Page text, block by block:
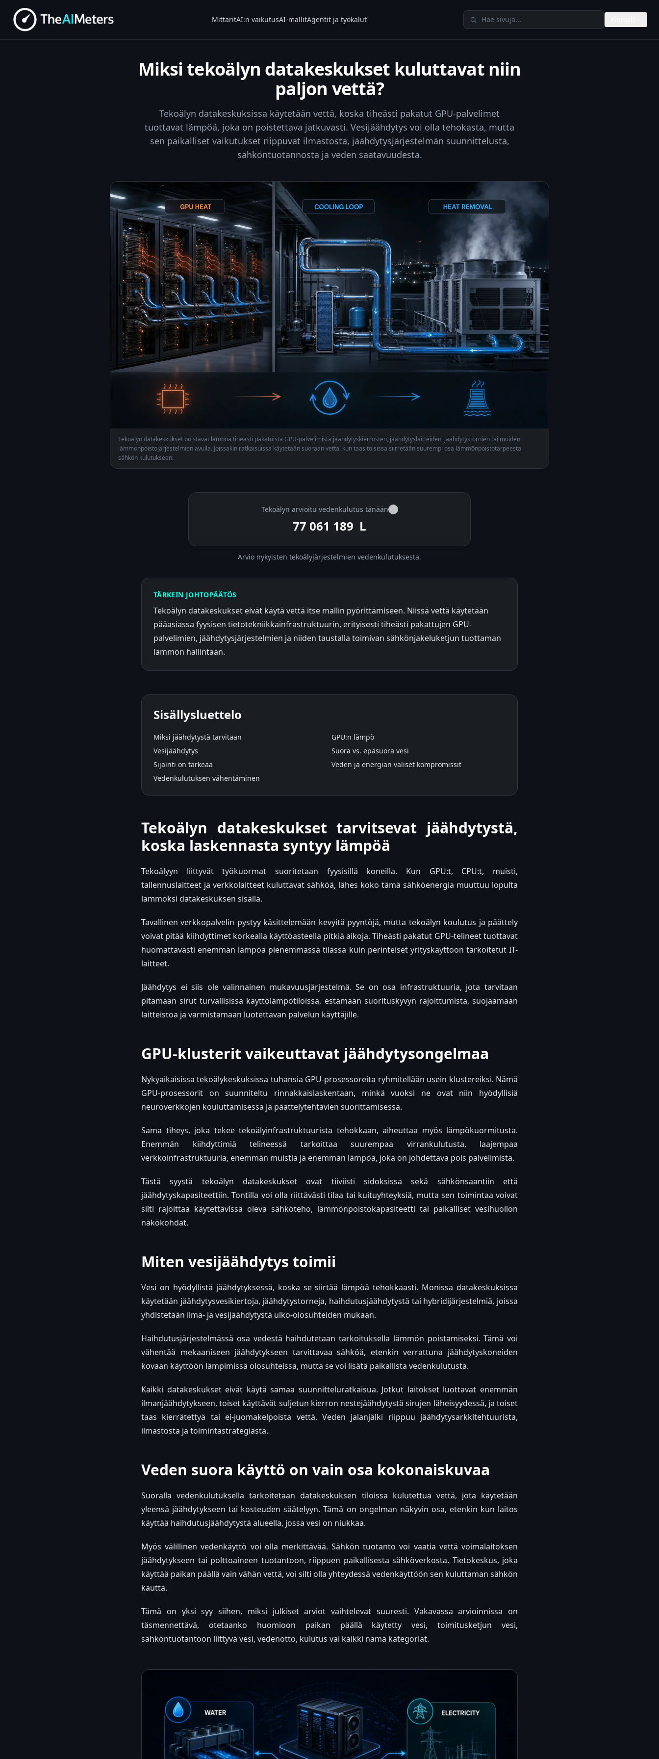
MittaritAI:n vaikutusAI-mallitAgentit ja työkalut Hae TheAIMetersista
Miksi tekoälyn datakeskukset kuluttavat niin
paljon vettä?
Tekoälyn datakeskuksissa käytetään vettä, koska tiheästi pakatut GPU-palvelimet
tuottavat lämpöä, joka on poistettava jatkuvasti. Vesijäähdytys voi olla tehokasta, mutta
sen paikalliset vaikutukset riippuvat ilmastosta, jäähdytysjärjestelmän suunnittelusta,
sähköntuotannosta ja veden saatavuudesta.
Tekoälyn datakeskukset poistavat lämpöä tiheästi pakatuista GPU-palvelimista jäähdytyskierrosten, jäähdytyslaitteiden, jäähdytystornien tai muiden
lämmönpoistojärjestelmien avulla. Joissakin ratkaisuissa käytetään suoraan vettä, kun taas toisissa siirretään suurempi osa lämmönpoistotarpeesta
sähkön kulutukseen.
Tekoälyn arvioitu vedenkulutus tänään i
77 062 295 L
Arvio nykyisten tekoälyjärjestelmien vedenkulutuksesta.
TÄRKEIN JOHTOPÄÄTÖS
Tekoälyn datakeskukset eivät käytä vettä itse mallin pyörittämiseen. Niissä vettä käytetään
pääasiassa fyysisen tietotekniikkainfrastruktuurin, erityisesti tiheästi pakattujen GPU-
palvelimien, jäähdytysjärjestelmien ja niiden taustalla toimivan sähkönjakeluketjun tuottaman
lämmön hallintaan.
Sisällysluettelo
Miksi jäähdytystä tarvitaan
GPU:n lämpö
Vesijäähdytys
Suora vs. epäsuora vesi
Sijainti on tärkeää
Veden ja energian väliset kompromissit
Vedenkulutuksen vähentäminen
Tekoälyn datakeskukset tarvitsevat jäähdytystä,
koska laskennasta syntyy lämpöä
Tekoälyyn liittyvät työkuormat suoritetaan fyysisillä koneilla. Kun GPU:t, CPU:t, muisti,
tallennuslaitteet ja verkkolaitteet kuluttavat sähköä, lähes koko tämä sähköenergia muuttuu lopulta
lämmöksi datakeskuksen sisällä.
Tavallinen verkkopalvelin pystyy käsittelemään kevyitä pyyntöjä, mutta tekoälyn koulutus ja päättely
voivat pitää kiihdyttimet korkealla käyttöasteella pitkiä aikoja. Tiheästi pakatut GPU-telineet tuottavat
huomattavasti enemmän lämpöä pienemmässä tilassa kuin perinteiset yrityskäyttöön tarkoitetut IT-
laitteet.
Jäähdytys ei siis ole valinnainen mukavuusjärjestelmä. Se on osa infrastruktuuria, jota tarvitaan
pitämään sirut turvallisissa käyttölämpötiloissa, estämään suorituskyvyn rajoittumista, suojaamaan
laitteistoa ja varmistamaan luotettavan palvelun käyttäjille.
GPU-klusterit vaikeuttavat jäähdytysongelmaa
Nykyaikaisissa tekoälykeskuksissa tuhansia GPU-prosessoreita ryhmitellään usein klustereiksi. Nämä
GPU-prosessorit on suunniteltu rinnakkaislaskentaan, minkä vuoksi ne ovat niin hyödyllisiä
neuroverkkojen kouluttamisessa ja päättelytehtävien suorittamisessa.
Sama tiheys, joka tekee tekoälyinfrastruktuurista tehokkaan, aiheuttaa myös lämpökuormitusta.
Enemmän kiihdyttimiä telineessä tarkoittaa suurempaa virrankulutusta, laajempaa
verkkoinfrastruktuuria, enemmän muistia ja enemmän lämpöä, joka on johdettava pois palvelimista.
Tästä syystä tekoälyn datakeskukset ovat tiiviisti sidoksissa sekä sähkönsaantiin että
jäähdytyskapasiteettiin. Tontilla voi olla riittävästi tilaa tai kuituyhteyksiä, mutta sen toimintaa voivat
silti rajoittaa käytettävissä oleva sähköteho, lämmönpoistokapasiteetti tai paikalliset vesihuollon
näkökohdat.
Miten vesijäähdytys toimii
Vesi on hyödyllistä jäähdytyksessä, koska se siirtää lämpöä tehokkaasti. Monissa datakeskuksissa
käytetään jäähdytysvesikiertoja, jäähdytystorneja, haihdutusjäähdytystä tai hybridijärjestelmiä, joissa
yhdistetään ilma- ja vesijäähdytystä ulko-olosuhteiden mukaan.
Haihdutusjärjestelmässä osa vedestä haihdutetaan tarkoituksella lämmön poistamiseksi. Tämä voi
vähentää mekaaniseen jäähdytykseen tarvittavaa sähköä, etenkin verrattuna jäähdytyskoneiden
kovaan käyttöön lämpimissä olosuhteissa, mutta se voi lisätä paikallista vedenkulutusta.
Kaikki datakeskukset eivät käytä samaa suunnitteluratkaisua. Jotkut laitokset luottavat enemmän
ilmanjäähdytykseen, toiset käyttävät suljetun kierron nestejäähdytystä sirujen läheisyydessä, ja toiset
taas kierrätettyä tai ei-juomakelpoista vettä. Veden jalanjälki riippuu jäähdytysarkkitehtuurista,
ilmastosta ja toimintastrategiasta.
Veden suora käyttö on vain osa kokonaiskuvaa
Suoralla vedenkulutuksella tarkoitetaan datakeskuksen tiloissa kulutettua vettä, jota käytetään
yleensä jäähdytykseen tai kosteuden säätelyyn. Tämä on ongelman näkyvin osa, etenkin kun laitos
käyttää haihdutusjäähdytystä alueella, jossa vesi on niukkaa.
Myös välillinen vedenkäyttö voi olla merkittävää. Sähkön tuotanto voi vaatia vettä voimalaitoksen
jäähdytykseen tai polttoaineen tuotantoon, riippuen paikallisesta sähköverkosta. Tietokeskus, joka
käyttää paikan päällä vain vähän vettä, voi silti olla yhteydessä vedenkäyttöön sen kuluttaman sähkön
kautta.
Tämä on yksi syy siihen, miksi julkiset arviot vaihtelevat suuresti. Vakavassa arvioinnissa on
täsmennettävä, otetaanko huomioon paikan päällä käytetty vesi, toimitusketjun vesi,
sähköntuotantoon liittyvä vesi, vedenotto, kulutus vai kaikki nämä kategoriat.